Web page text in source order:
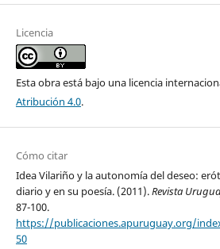
Licencia
Esta obra está bajo una licencia
Atribución 4.0.
Cómo citar
Idea Vilariño y la autonomía del deseo:
diario y en su poesía. (2011).Revista
87-100.
https://publicaciones.apuruguay.org/
50